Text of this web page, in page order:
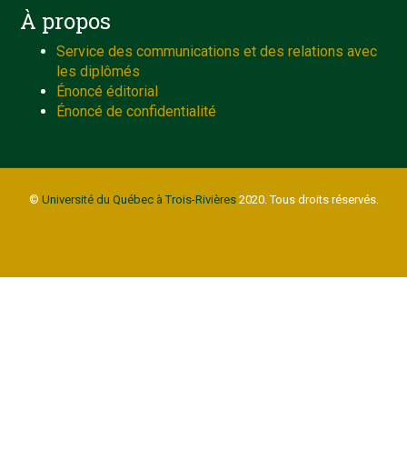
À propos
Service des communications et des relations avec
les diplômés
Énoncé éditorial
Énoncé de confidentialité
© Université du Québec à Trois-Rivières2020. Tous droits réservés.